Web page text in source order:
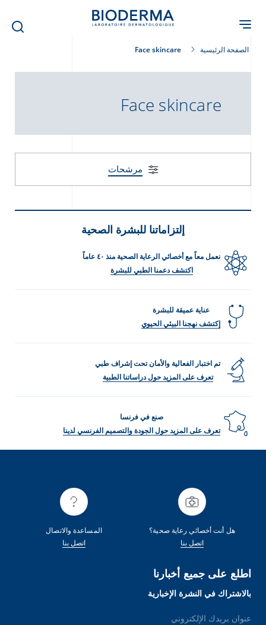
content
الصفحة الرئيسية Face skincare
Face skincare
مرشحات
إلتزاماتنا للبشرة الصحية
نعمل معاً مع أخصائي الرعاية الصحية منذ ٤٠ عاماً
اكتشف دعمنا الطبي للبشرة
عناية عميقة للبشرة
إكتشف نهجنا البيئي الحيوي
تم اختبار الفعالية والأمان تحت إشراف طبي
تعرف على المزيد حول دراساتنا الطبية
صنع في فرنسا
تعرف على المزيد حول الجودة والتصميم الفرنسي لدينا
هل أنت أخصائي رعاية صحية؟
اتصل بنا
المساعدة والاتصال
اتصل بنا
اطلع على جميع أخبارنا
بالاشتراك في النشرة الإخبارية